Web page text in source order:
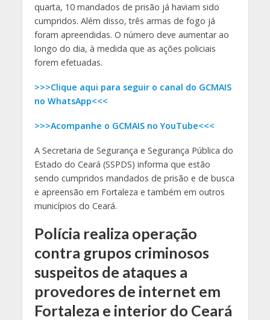
quarta, 10 mandados de prisão já haviam sido
cumpridos. Além disso, três armas de fogo já
foram apreendidas. O número deve aumentar ao
longo do dia, à medida que as ações policiais
forem efetuadas.
>>>Clique aqui para seguir o canal do GCMAIS
no WhatsApp<<<
>>>Acompanhe o GCMAIS no YouTube<<<
A Secretaria de Segurança e Segurança Pública do
Estado do Ceará (SSPDS) informa que estão
sendo cumpridos mandados de prisão e de busca
e apreensão em Fortaleza e também em outros
municípios do Ceará.
Polícia realiza operação
contra grupos criminosos
suspeitos de ataques a
provedores de internet em
Fortaleza e interior do Ceará